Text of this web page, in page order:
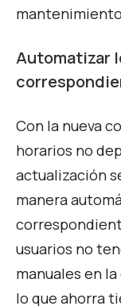
Automatizar
Con la nueva
horarios no
actualización
manera
usuarios no
manuales en
lo que ahorra